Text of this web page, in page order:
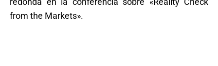
from the Markets».